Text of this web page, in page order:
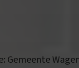
Gemeente